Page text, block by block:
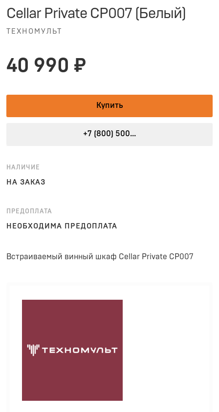
Cellar Private CP007 (Белый)
ТЕХНОМУЛЬТ
40 990 ₽
Купить
+7 (800) 500...
НАЛИЧИЕ
НА ЗАКАЗ
ПРЕДОПЛАТА
НЕОБХОДИМА ПРЕДОПЛАТА
Встраиваемый винный шкаф Cellar Private CP007